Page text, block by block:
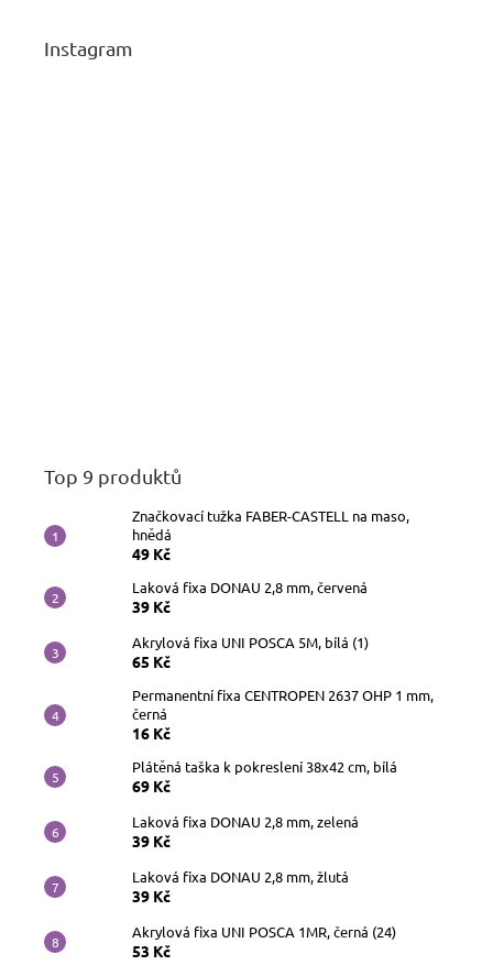
Instagram
Top 9 produktů
Značkovací tužka FABER-CASTELL na maso,
hnědá
49 Kč
Laková fixa DONAU 2,8 mm, červená
39 Kč
Akrylová fixa UNI POSCA 5M, bílá (1)
65 Kč
Permanentní fixa CENTROPEN 2637 OHP 1 mm,
černá
16 Kč
Plátěná taška k pokreslení 38x42 cm, bílá
69 Kč
Laková fixa DONAU 2,8 mm, zelená
39 Kč
Laková fixa DONAU 2,8 mm, žlutá
39 Kč
Akrylová fixa UNI POSCA 1MR, černá (24)
53 Kč